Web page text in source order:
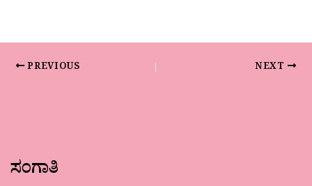
PREVIOUS NEXT
ಸಂಗಾತಿ